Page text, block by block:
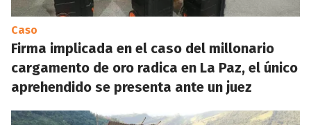
Caso
Firma implicada en el caso del millonario
cargamento de oro radica en La Paz, el único
aprehendido se presenta ante un juez